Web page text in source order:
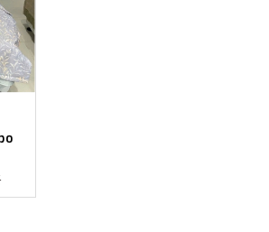
chăn ga gối đệm sợi tự nhiên chuẩn Hàn
0989.586.879 / 0915.048.886
https://antbedding.com/
Mega Mall Smart City, Tây Mỗ, Nam Từ
Long - 222 Trần Duy Hưng, Trung Hoà,